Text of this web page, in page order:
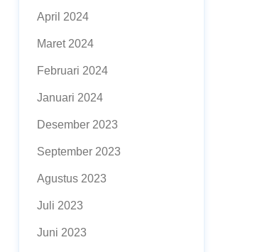
April 2024
Maret 2024
Februari 2024
Januari 2024
Desember 2023
September 2023
Agustus 2023
Juli 2023
Juni 2023